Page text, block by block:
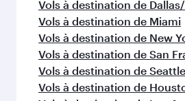
Vols à destination de
Vols à destination de Miami
Vols à destination de New
Vols à destination de San
Vols à destination de Seattle
Vols à destination de